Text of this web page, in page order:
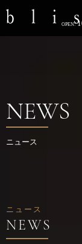
OPEN:
NEWS
ニュース
ニュース